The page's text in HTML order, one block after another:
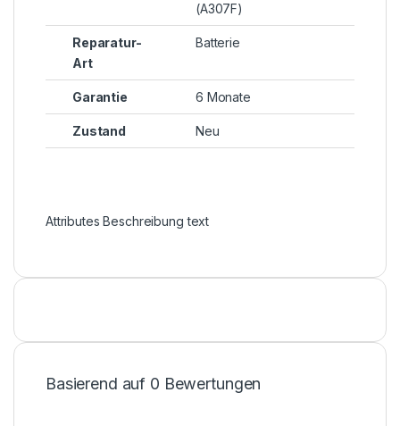
(A307F)
Reparatur-
Art
Batterie
Garantie 6 Monate
Zustand Neu
Attributes Beschreibung text
Basierend auf 0 Bewertungen